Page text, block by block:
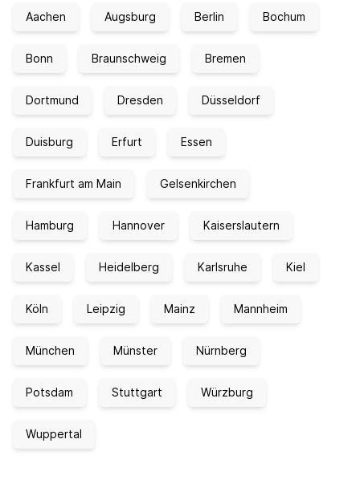
Aachen Augsburg Berlin Bochum
Bonn Braunschweig Bremen
Dortmund Dresden Düsseldorf
Duisburg Erfurt Essen
Frankfurt am Main Gelsenkirchen
Hamburg Hannover Kaiserslautern
Kassel Heidelberg Karlsruhe Kiel
Köln Leipzig Mainz Mannheim
München Münster Nürnberg
Potsdam Stuttgart Würzburg
Wuppertal